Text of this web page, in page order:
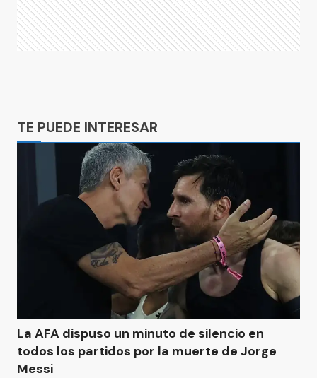
TE PUEDE INTERESAR
La AFA dispuso un minuto de silencio en
todos los partidos por la muerte de Jorge
Messi